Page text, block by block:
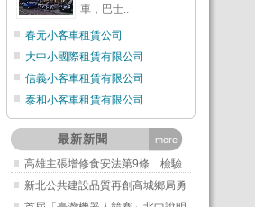
車，巴士..
春元小客車租賃公司
大中小國際租賃有限公司
信義小客車租賃有限公司
泰和小客車租賃有限公司
more
最新新聞
高雄主張增修食安法第9條 檢驗
新北公共建設品質再創高城鄉局勇